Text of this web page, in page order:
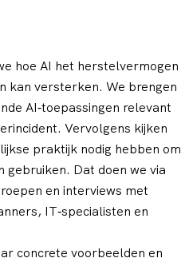
hoe AI het herstelvermogen
kan versterken. We brengen
AI‑toepassingen relevant
Vervolgens kijken
praktijk nodig hebben om
gebruiken. Dat doen we via
en interviews met
IT‑specialisten en
concrete voorbeelden en